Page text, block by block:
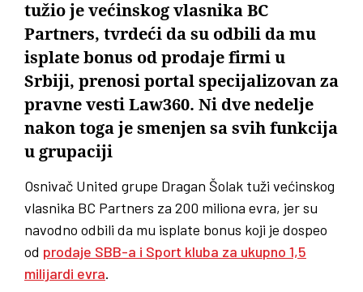
tužio je većinskog vlasnika BC
Partners, tvrdeći da su odbili da mu
isplate bonus od prodaje firmi u
Srbiji, prenosi portal specijalizovan za
pravne vesti Law360. Ni dve nedelje
nakon toga je smenjen sa svih funkcija
u grupaciji
Osnivač United grupe Dragan Šolak tuži većinskog
vlasnika BC Partners za 200 miliona evra, jer su
navodno odbili da mu isplate bonus koji je dospeo
od prodaje SBB-a i Sport kluba za ukupno 1,5
milijardi evra.